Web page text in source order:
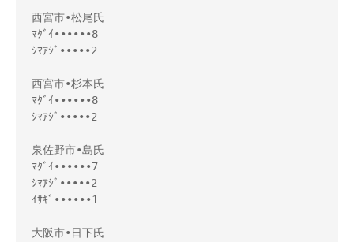
西宮市•松尾氏
ﾏﾀﾞｲ••••••8
ｼﾏｱｼﾞ•••••2
西宮市•杉本氏
ﾏﾀﾞｲ••••••8
ｼﾏｱｼﾞ•••••2
泉佐野市•島氏
ﾏﾀﾞｲ••••••7
ｼﾏｱｼﾞ•••••2
ｲｻｷﾞ••••••1
大阪市•日下氏